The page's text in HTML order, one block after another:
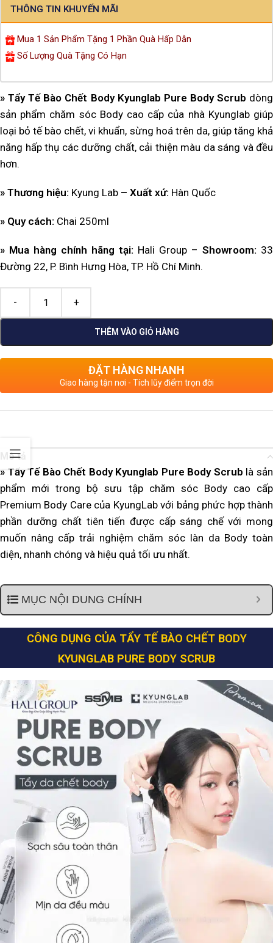
THÔNG TIN KHUYẾN MÃI
Mua 1 Sản Phẩm Tặng 1 Phần Quà Hấp Dẫn
Số Lượng Quà Tặng Có Hạn
» Tẩy Tế Bào Chết Body Kyunglab Pure Body Scrub dòng
sản phẩm chăm sóc Body cao cấp của nhà Kyunglab giúp
loại bỏ tế bào chết, vi khuẩn, sừng hoá trên da, giúp tăng khả
năng hấp thụ các dưỡng chất, cải thiện màu da sáng và đều
hơn.
» Thương hiệu: Kyung Lab – Xuất xứ: Hàn Quốc
» Quy cách: Chai 250ml
» Mua hàng chính hãng tại: Hali Group – Showroom: 33
Đường 22, P. Bình Hưng Hòa, TP. Hồ Chí Minh.
THÊM VÀO GIỎ HÀNG
ĐẶT HÀNG NHANH
Giao hàng tận nơi - Tích lũy điểm trọn đời
Mô tả
» Tẩy Tế Bào Chết Body Kyunglab Pure Body Scrub là sản
phẩm mới trong bộ sưu tập chăm sóc Body cao cấp
Premium Body Care của KyungLab với bảng phức hợp thành
phần dưỡng chất tiên tiến được cấp sáng chế với mong
muốn nâng cấp trải nghiệm chăm sóc làn da Body toàn
diện, nhanh chóng và hiệu quả tối ưu nhất.
MỤC NỘI DUNG CHÍNH
CÔNG DỤNG CỦA TẨY TẾ BÀO CHẾT BODY
KYUNGLAB PURE BODY SCRUB